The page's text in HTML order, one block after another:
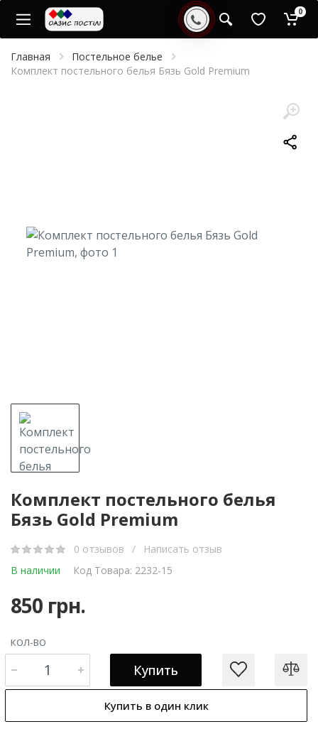
0
Главная
Постельное белье
Комплект постельного белья Бязь Gold Premium
Комплект постельного белья
Бязь Gold Premium
0 отзывов /
Написать отзыв
В наличии
Код Товара: 2232-15
850 грн.
КОЛ-ВО
Купить
Купить в один клик